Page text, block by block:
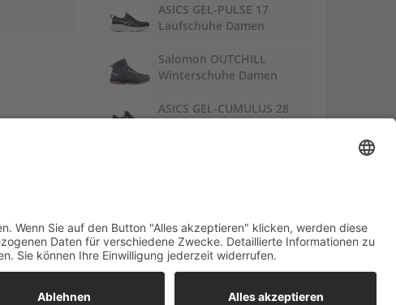
ASICS GEL-PULSE 17
Laufschuhe Damen
Salomon OUTCHILL
Winterschuhe Damen
ASICS GEL-CUMULUS 28